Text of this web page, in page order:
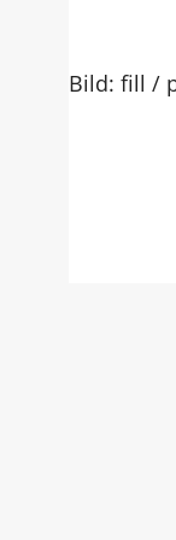
Bild: fill /